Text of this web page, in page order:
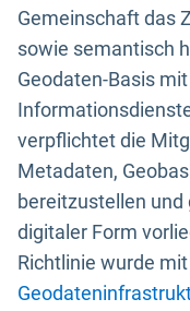
Gemeinschaft das
sowie semantisch
Geodaten-Basis
verpflichtet die
Metadaten,
bereitzustellen
digitaler Form
Richtlinie wurde